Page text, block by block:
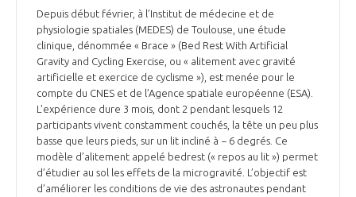
Depuis début février, à l’Institut de médecine et de
physiologie spatiales (MEDES) de Toulouse, une étude
clinique, dénommée « Brace » (Bed Rest With Artificial
Gravity and Cycling Exercise, ou « alitement avec gravité
artificielle et exercice de cyclisme »), est menée pour le
compte du CNES et de l’Agence spatiale européenne (ESA).
L’expérience dure 3 mois, dont 2 pendant lesquels 12
participants vivent constamment couchés, la tête un peu plus
basse que leurs pieds, sur un lit incliné à − 6 degrés. Ce
modèle d’alitement appelé bedrest (« repos au lit ») permet
d’étudier au sol les effets de la microgravité. L’objectif est
d’améliorer les conditions de vie des astronautes pendant